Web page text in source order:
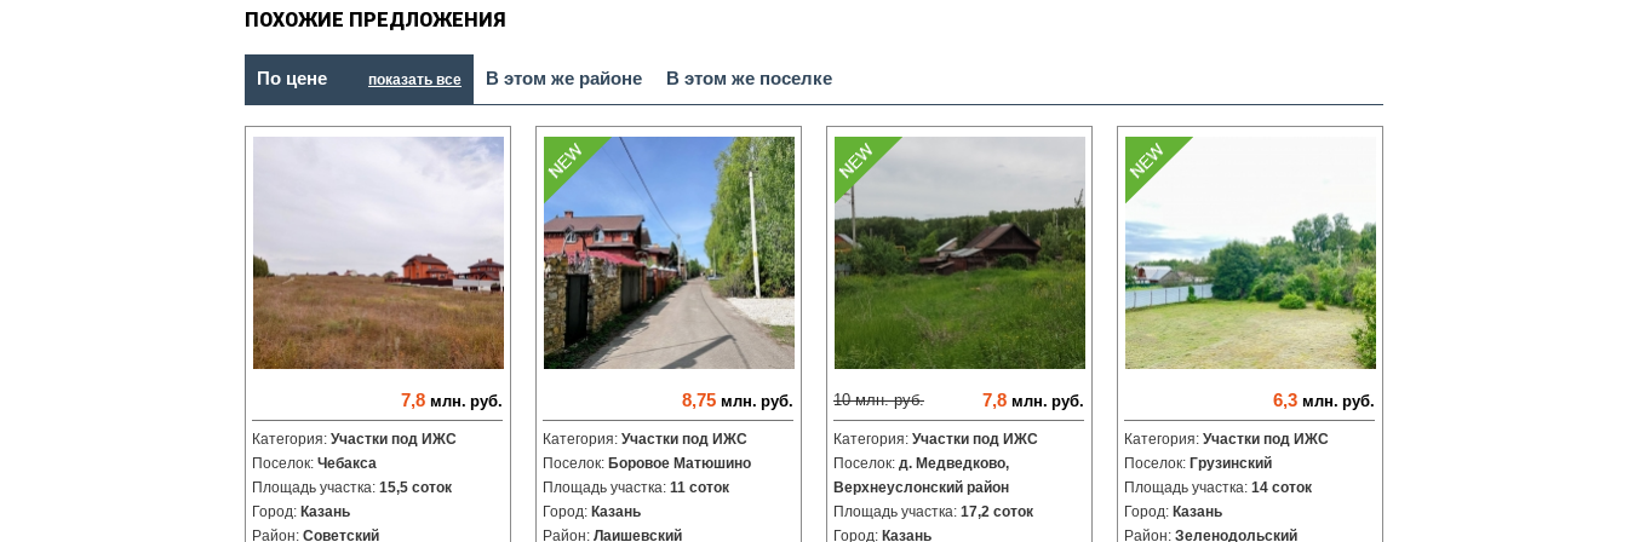
ПОХОЖИЕ ПРЕДЛОЖЕНИЯ
По цене показать все В этом же районе В этом же поселке
7,8 млн. руб.
Категория: Участки под ИЖС
Поселок: Чебакса
Площадь участка: 15,5 соток
Город: Казань
Район: Советский
8,75 млн. руб.
Категория: Участки под ИЖС
Поселок: Боровое Матюшино
Площадь участка: 11 соток
Город: Казань
Район: Лаишевский
10млн.руб. 7,8 млн. руб.
Категория: Участки под ИЖС
Поселок: д. Медведково,
Верхнеуслонский район
Площадь участка: 17,2 соток
Город: Казань
6,3 млн. руб.
Категория: Участки под ИЖС
Поселок: Грузинский
Площадь участка: 14 соток
Город: Казань
Район: Зеленодольский